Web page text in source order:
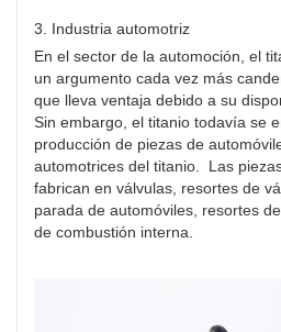
3. Industria automotriz
En el sector de la automoción, el
un argumento cada vez más
que lleva ventaja debido a su
Sin embargo, el titanio todavía se
producción de piezas de
automotrices del titanio. Las
fabrican en válvulas, resortes de
parada de automóviles, resortes
de combustión interna.